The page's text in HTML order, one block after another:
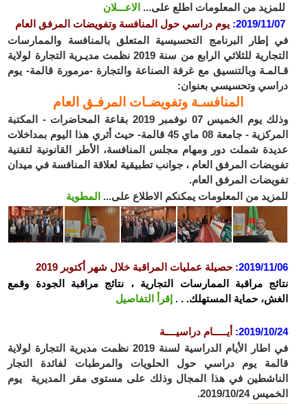
للمزيد من المعلومات اطلع على... الاعـــلان
2019/11/07
: يوم دراسي حول المنافسة وتفويضات المرفق العام
في إطار البرنامج التحسيسية المتعلق بالمنافسة والممارسات
التجارية للثلاثي الرابع من سنة 2019 نظمت مديـرية التجارة لولاية
قـالمـة وبالتنسيق مع غرفة الصناعة والتجارة -مرمورة قالمة- يوم
دراسي وتحسيسي بعنوان:
المنافسـة وتفويضـات المرفـق العام
وذلك يوم الخميس 07 نوفمبر 2019 بقاعة المحاضرات - المكتبة
المركزية - جامعة 08 ماي 45 قالمة- حيث أثري هذا اليوم بمداخلات
عديدة شملت دور ومهام مجلس المنافسة، الأطر القانونية لتقنية
تفويضات المرفق العام ، جوانب تطبيقية لعلاقة المنافسة في ميدان
تفويضات المرفق العام.
للمزيد من المعلومات يمكنكم الاطلاع على... المطوية
2019/11/06
: حصيلة عمليات المراقبة خلال شهر أكتوبر 2019
نتائج مراقبة الممارسات التجارية ، نتائج مراقبة الجودة وقمع
الغش، حماية المستهلك. . . إقرأ التفاصيل
2019/10/24
: أيـــــام دراسيــــة
في اطار الأيام الدراسية لسنة 2019 نظمت مديرية التجارة لولاية
قالمة يوم دراسي حول الحلويات والمرطبات لفائدة التجار
الناشطين في هذا المجال وذلك على مستوى مقر المديرية يوم
الخميس 2019/10/24.